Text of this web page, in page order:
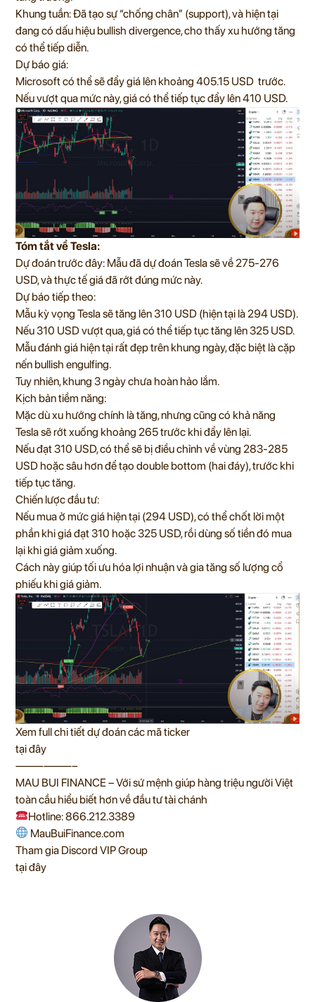
Khung tuần: Đã tạo sự “chống chân” (support), và hiện tại
đang có dấu hiệu bullish divergence, cho thấy xu hướng tăng
có thể tiếp diễn.
Dự báo giá:
Microsoft có thể sẽ đẩy giá lên khoảng 405.15 USD trước.
Nếu vượt qua mức này, giá có thể tiếp tục đẩy lên 410 USD.
Tóm tắt về Tesla:
Dự đoán trước đây: Mẫu đã dự đoán Tesla sẽ về 275-276
USD, và thực tế giá đã rớt đúng mức này.
Dự báo tiếp theo:
Mẫu kỳ vọng Tesla sẽ tăng lên 310 USD (hiện tại là 294 USD).
Nếu 310 USD vượt qua, giá có thể tiếp tục tăng lên 325 USD.
Mẫu đánh giá hiện tại rất đẹp trên khung ngày, đặc biệt là cặp
nến bullish engulfing.
Tuy nhiên, khung 3 ngày chưa hoàn hảo lắm.
Kịch bản tiềm năng:
Mặc dù xu hướng chính là tăng, nhưng cũng có khả năng
Tesla sẽ rớt xuống khoảng 265 trước khi đẩy lên lại.
Nếu đạt 310 USD, có thể sẽ bị điều chỉnh về vùng 283-285
USD hoặc sâu hơn để tạo double bottom (hai đáy), trước khi
tiếp tục tăng.
Chiến lược đầu tư:
Nếu mua ở mức giá hiện tại (294 USD), có thể chốt lời một
phần khi giá đạt 310 hoặc 325 USD, rồi dùng số tiền đó mua
lại khi giá giảm xuống.
Cách này giúp tối ưu hóa lợi nhuận và gia tăng số lượng cổ
phiếu khi giá giảm.
Xem full chi tiết dự đoán các mã ticker
tại đây
——————–
MAU BUI FINANCE – Với sứ mệnh giúp hàng triệu người Việt
toàn cầu hiểu biết hơn về đầu tư tài chánh
Hotline: 866.212.3389
MauBuiFinance.com
Tham gia Discord VIP Group
tại đây